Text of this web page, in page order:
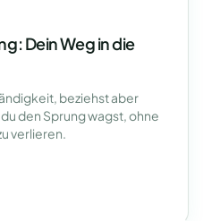
Dein Weg in die
beziehst aber
den Sprung wagst, ohne
verlieren.